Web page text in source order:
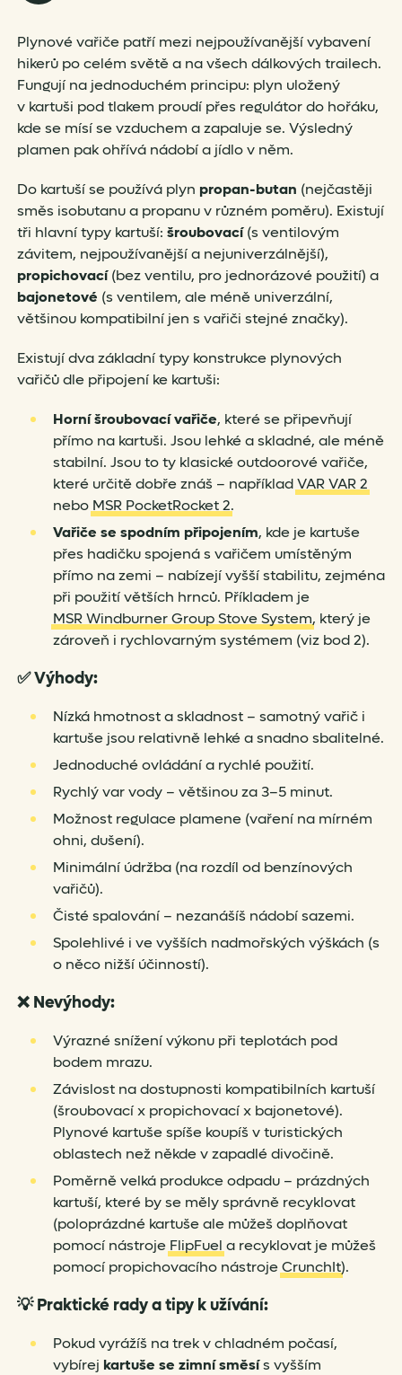
Plynové vařiče patří mezi nejpoužívanější vybavení
hikerů po celém světě a na všech dálkových trailech.
Fungují na jednoduchém principu: plyn uložený
v kartuši pod tlakem proudí přes regulátor do hořáku,
kde se mísí se vzduchem a zapaluje se. Výsledný
plamen pak ohřívá nádobí a jídlo v něm.
Do kartuší se používá plyn propan-butan (nejčastěji
směs isobutanu a propanu v různém poměru). Existují
tři hlavní typy kartuší: šroubovací(s ventilovým
závitem, nejpoužívanější a nejuniverzálnější),
propichovací(bez ventilu, pro jednorázové použití) a
bajonetové (s ventilem, ale méně univerzální,
většinou kompatibilní jen s vařiči stejné značky).
Existují dva základní typy konstrukce plynových
vařičů dle připojení ke kartuši:
Horní šroubovací vařiče, které se připevňují
přímo na kartuši. Jsou lehké a skladné, ale méně
stabilní. Jsou to ty klasické outdoorové vařiče,
které určitě dobře znáš – napříkladVAR VAR 2
nebo MSR PocketRocket 2.
Vařiče se spodním připojením, kde je kartuše
přes hadičku spojená s vařičem umístěným
přímo na zemi – nabízejí vyšší stabilitu, zejména
při použití větších hrnců. Příkladem je
MSR Windburner Group Stove System, který je
zároveň i rychlovarným systémem (viz bod 2).
✅Výhody:
Nízká hmotnost a skladnost – samotný vařič i
kartuše jsou relativně lehké a snadno sbalitelné.
Jednoduché ovládání a rychlé použití.
Rychlý var vody – většinou za 3–5 minut.
Možnost regulace plamene (vaření na mírném
ohni, dušení).
Minimální údržba (na rozdíl od benzínových
vařičů).
Čisté spalování – nezanášíš nádobí sazemi.
Spolehlivé i ve vyšších nadmořských výškách (s
o něco nižší účinností).
❌ Nevýhody:
Výrazné snížení výkonu při teplotách pod
bodem mrazu.
Závislost na dostupnosti kompatibilních kartuší
(šroubovací x propichovací x bajonetové).
Plynové kartuše spíše koupíš v turistických
oblastech než někde v zapadlé divočině.
Poměrně velká produkce odpadu – prázdných
kartuší, které by se měly správně recyklovat
(poloprázdné kartuše ale můžeš doplňovat
pomocí nástroje FlipFuel a recyklovat je můžeš
pomocí propichovacího nástrojeCrunchIt).
💡Praktické rady a tipy k užívání:
Pokud vyrážíš na trek v chladném počasí,
vybírej kartuše se zimní směsís vyšším